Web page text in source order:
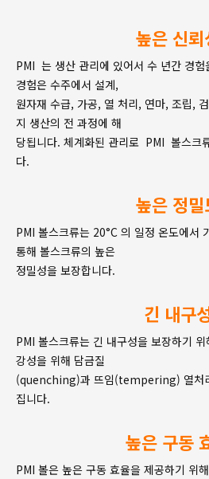
높은 신뢰
PMI 는 생산 관리에 있어서 수 년간 경험
경험은 수주에서 설계,
원자재 수급, 가공, 열 처리, 연마, 조립,
지 생산의 전 과정에 해
당됩니다. 체계화된 관리로 PMI 볼스크
다.
높은 정밀
PMI 볼스크류는 20°C 의 일정 온도에서
통해 볼스크류의 높은
정밀성을 보장합니다.
긴 내구
PMI 볼스크류는 긴 내구성을 보장하기
강성을 위해 담금질
(quenching)과 뜨임(tempering) 열처
집니다.
높은 구동
PMI 볼은 높은 구동 효율을 제공하기 위